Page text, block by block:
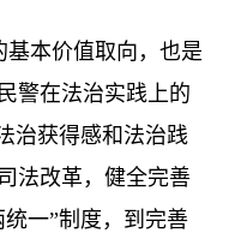
本价值取向，也是
警在法治实践上的
治获得感和法治践
法改革，健全完善
一”制度，到完善